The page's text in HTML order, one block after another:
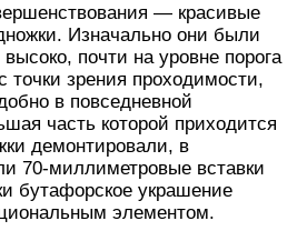
— красивые
Изначально они были
почти на уровне порога
точки зрения проходимости,
в повседневной
часть которой приходится
демонтировали, в
70-миллиметровые вставки
бутафорское украшение
элементом.